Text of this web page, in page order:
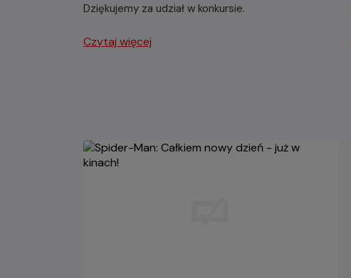
Dziękujemy za udział w konkursie.
Czytaj więcej